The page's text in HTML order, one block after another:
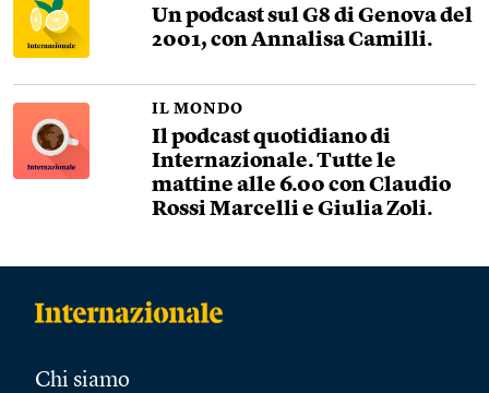
Un podcast sul G8 di Genova del
2001, con Annalisa Camilli.
IL MONDO
Il podcast quotidiano di
Internazionale. Tutte le
mattine alle 6.00 con Claudio
Rossi Marcelli e Giulia Zoli.
Chi siamo